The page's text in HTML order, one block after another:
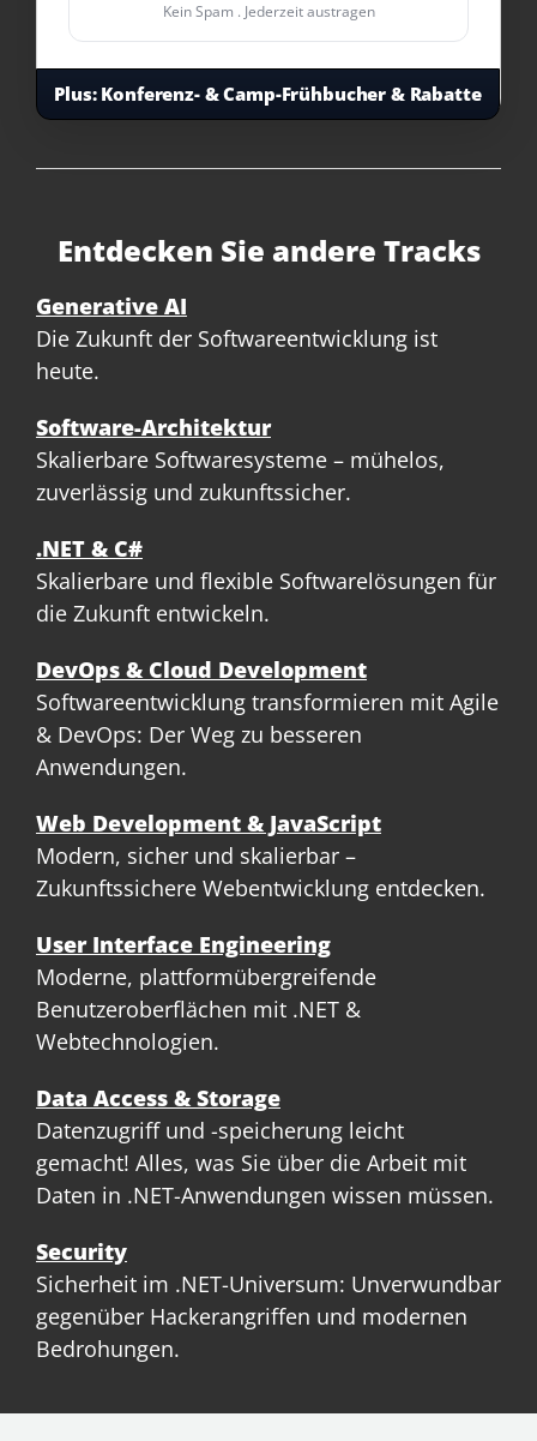
Kein Spam . Jederzeit austragen
Plus:Konferenz- & Camp-Frühbucher & Rabatte
Entdecken Sie andere Tracks
Generative AI
Die Zukunft der Softwareentwicklung ist
heute.
Software-Architektur
Skalierbare Softwaresysteme – mühelos,
zuverlässig und zukunftssicher.
.NET & C#
Skalierbare und flexible Softwarelösungen für
die Zukunft entwickeln.
DevOps & Cloud Development
Softwareentwicklung transformieren mit Agile
& DevOps: Der Weg zu besseren
Anwendungen.
Web Development & JavaScript
Modern, sicher und skalierbar –
Zukunftssichere Webentwicklung entdecken.
User Interface Engineering
Moderne, plattformübergreifende
Benutzeroberflächen mit .NET &
Webtechnologien.
Data Access & Storage
Datenzugriff und -speicherung leicht
gemacht! Alles, was Sie über die Arbeit mit
Daten in .NET-Anwendungen wissen müssen.
Security
Sicherheit im .NET-Universum: Unverwundbar
gegenüber Hackerangriffen und modernen
Bedrohungen.